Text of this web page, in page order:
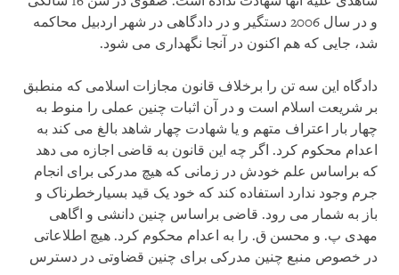
و در سال 2006 دستگیر و در دادگاهی در شهر اردبیل محاکمه
شد، جایی که هم اکنون در آنجا نگهداری می شود.
دادگاه این سه تن را برخلاف قانون مجازات اسلامی که منطبق
بر شریعت اسلام است و در آن اثبات چنین عملی را منوط به
چهار بار اعتراف متهم و یا شهادت چهار شاهد بالغ می کند به
اعدام محکوم کرد. اگر چه این قانون به قاضی اجازه می دهد
که براساس علم خودش در زمانی که هیچ مدرکی برای انجام
جرم وجود ندارد استفاده کند که خود یک قید بسیارخطرناک و
باز به شمار می رود. قاضی براساس چنین دانشی و اگاهی
مهدی پ. و محسن ق. را به اعدام محکوم کرد. هیچ اطلاعاتی
در خصوص منبع چنین مدرکی برای چنین قضاوتی در دسترس